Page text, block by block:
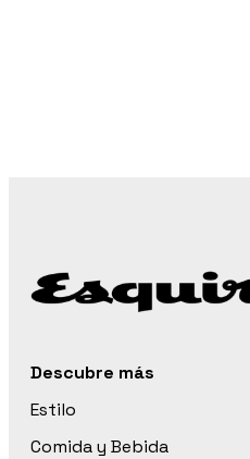
Descubre más
Estilo
Comida y Bebida